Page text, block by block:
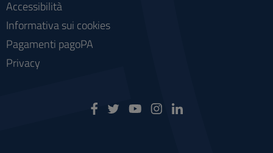
Accessibilità
Informativa sui cookies
Pagamenti pagoPA
Privacy